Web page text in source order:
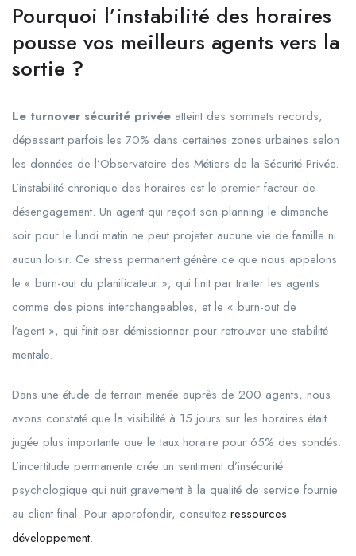
Pourquoi l’instabilité des horaires
pousse vos meilleurs agents vers la
sortie ?
Le turnover sécurité privée atteint des sommets records,
dépassant parfois les 70% dans certaines zones urbaines selon
les données de l’Observatoire des Métiers de la Sécurité Privée.
L’instabilité chronique des horaires est le premier facteur de
désengagement. Un agent qui reçoit son planning le dimanche
soir pour le lundi matin ne peut projeter aucune vie de famille ni
aucun loisir. Ce stress permanent génère ce que nous appelons
le « burn-out du planificateur », qui finit par traiter les agents
comme des pions interchangeables, et le « burn-out de
l’agent », qui finit par démissionner pour retrouver une stabilité
mentale.
Dans une étude de terrain menée auprès de 200 agents, nous
avons constaté que la visibilité à 15 jours sur les horaires était
jugée plus importante que le taux horaire pour 65% des sondés.
L’incertitude permanente crée un sentiment d’insécurité
psychologique qui nuit gravement à la qualité de service fournie
au client final. Pour approfondir, consultez ressources
développement.